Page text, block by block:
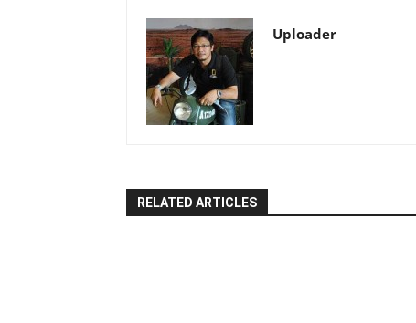
Uploader
RELATED ARTICLES